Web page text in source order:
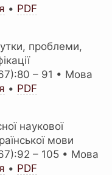
• PDF
проблеми,
– 91 • Мова
• PDF
наукової
мови
– 105 • Мова
• PDF